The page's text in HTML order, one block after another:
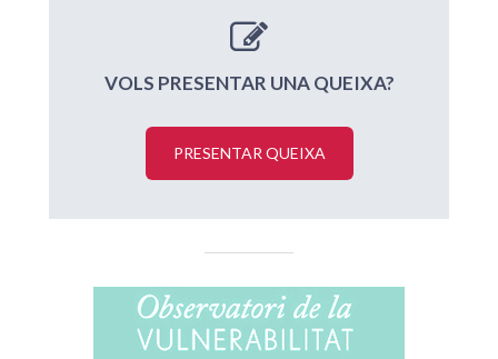
VOLS PRESENTAR UNA QUEIXA?
PRESENTAR QUEIXA